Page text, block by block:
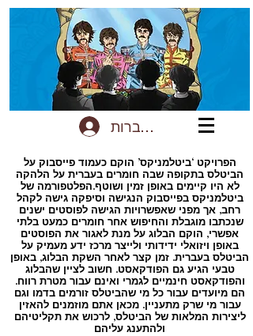
להתחברות
הפרויקט ‘ביטלמניקס’ הוקם כעמוד פייסבוק על
הביטלס בתקופה שבה חומרים בעברית על הלהקה
לא היו קיימים באופן זמין ושוטף.הפלטפורמה של
ביטלמניקס בפייסבוק הנגישה וסיפקה גישה לקהל
רחב, אך מפני שאפשרויות הגישה לפוסטים ישנים
שנכתבו מוגבלת והחיפוש אחר חומרים כמעט בלתי
אפשרי, הוקם הבלוג על מנת לאגור את הפוסטים
באופן ויזואלי ידידותי ולייצר מרכז ידע מעמיק על
הביטלס בעברית. זמן קצר לאחר השקת הבלוג, באופן
טבעי הגיע גם הפודקאסט. חשוב לציין שהבלוג
והפודקאסט חינמיים לגמרי ואינם עבור מטרת רווח.
הם מיועדים עבור כל מי שהביטלס זורמים בדמו וגם
עבור מי שרק מתעניין. מכאן אתם מוזמנים להאזין
ליצירות המלאות של הביטלס, לרכוש את תקליטיהם
ולהתענג עליהם